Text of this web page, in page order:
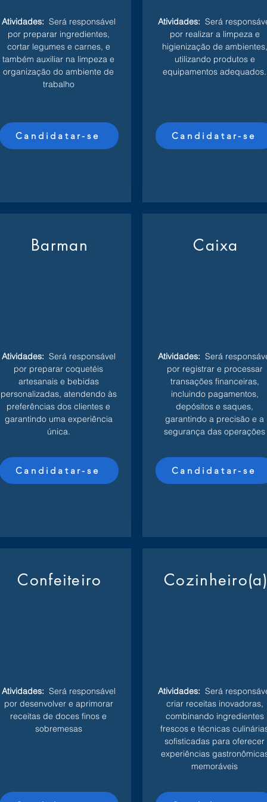
Atividades: Será responsável
por preparar ingredientes,
cortar legumes e carnes, e
também auxiliar na limpeza e
organização do ambiente de
trabalho
Candidatar-se
Barman
Atividades: Será responsável
por preparar coquetéis
artesanais e bebidas
personalizadas, atendendo às
preferências dos clientes e
garantindo uma experiência
única.
Candidatar-se
Confeiteiro
Atividades: Será responsável
por desenvolver e aprimorar
receitas de doces finos e
sobremesas
Atividades: Será
por realizar a limpeza e
higienização de ambientes,
utilizando produtos e
equipamentos adequados.
Candidatar-se
Caixa
Atividades: Será
por registrar e processar
transações financeiras,
incluindo pagamentos,
depósitos e saques,
garantindo a precisão e a
segurança das operações
Candidatar-se
Cozinheiro(a)
Atividades: Será
criar receitas inovadoras,
combinando ingredientes
frescos e técnicas
sofisticadas para oferecer
experiências
memoráveis